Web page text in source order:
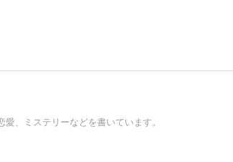
、ミステリーなどを書いています。